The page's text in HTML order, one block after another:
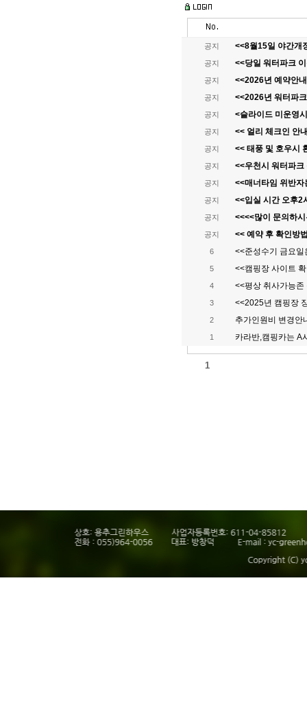
공지 <<8월15일 야간개
공지 <<당일 워터파크
공지 <<2026년 예약안
공지 <<2026년 워터파
공지 <슬라이드 미운영
공지 << 얼리 체크인 안
공지 << 태풍 및 호우시
공지 <<우천시 워터파크
공지 <<매너타임 위반자
공지 <<입실 시간 오후2
공지 <<<<많이 문의하
공지 << 예약 후 확인방
6 <<준성수기 금요일
5 <<캠핑장 사이트
4 <<평상 취사가능존
3 <<2025년 캠핑장
2 추가인원비 변경안
1 카라반,캠핑카는 A
1